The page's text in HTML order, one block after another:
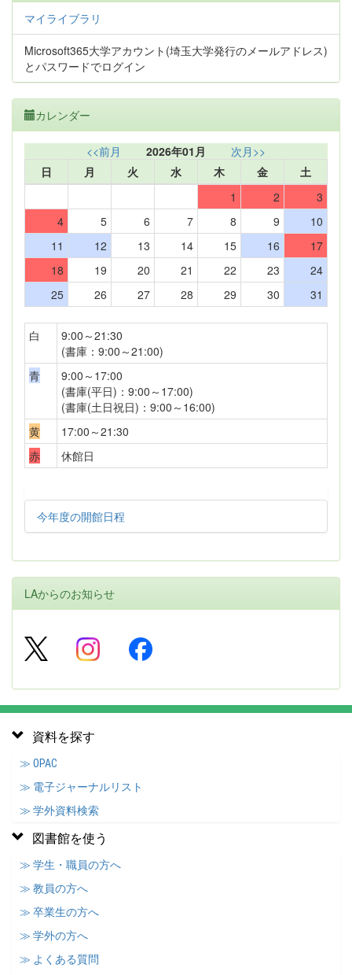
マイライブラリ
Microsoft365大学アカウント(埼玉大学発行のメールアドレス)
とパスワードでログイン
カレンダー
<<前月 2026年01月
次月>>
日
月 火 水 木 金
土
1
2
3
4
5 6 7 8 9
10
11
12 13 14 15 16
17
18
19 20 21 22 23
24
25
26 27 28 29 30 31
白
9:00～21:30
(書庫：9:00～21:00)
青
9:00～17:00
(書庫(平日)：9:00～17:00)
(書庫(土日祝日)：9:00～16:00)
黄
17:00～21:30
赤
休館日
今年度の開館日程
LAからのお知らせ
資料を探す
≫ OPAC
≫ 電子ジャーナルリスト
≫ 学外資料検索
図書館を使う
≫ 学生・職員の方へ
≫ 教員の方へ
≫ 卒業生の方へ
≫ 学外の方へ
≫ よくある質問